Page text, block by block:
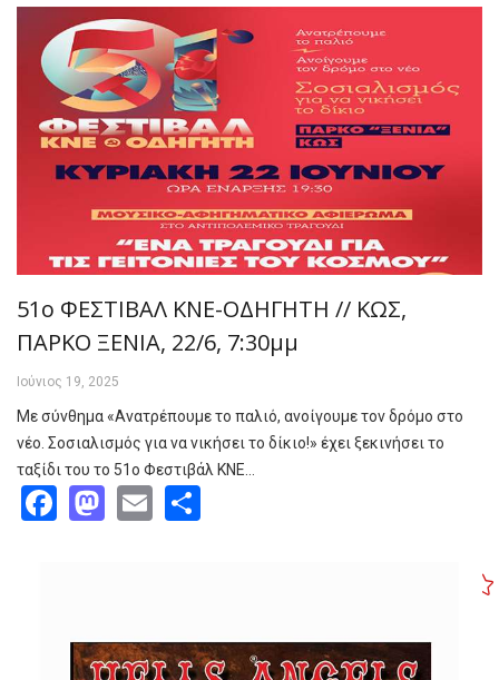
51ο ΦΕΣΤΙΒΑΛ ΚΝΕ-ΟΔΗΓΗΤΗ // ΚΩΣ,
ΠΑΡΚΟ ΞΕΝΙΑ, 22/6, 7:30μμ
Ιούνιος 19, 2025
Με σύνθημα «Ανατρέπουμε το παλιό, ανοίγουμε τον δρόμο στο
νέο. Σοσιαλισμός για να νικήσει το δίκιο!» έχει ξεκινήσει το
ταξίδι του το 51ο Φεστιβάλ ΚΝΕ…
Facebook
Mastodon
Email